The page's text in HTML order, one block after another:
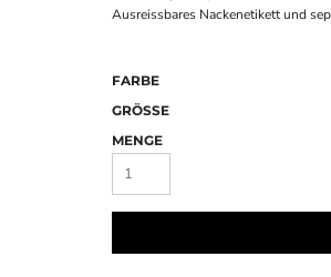
Ausreissbares Nackenetikett und
FARBE
GRÖSSE
MENGE